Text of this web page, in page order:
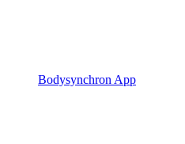
Bodysynchron App